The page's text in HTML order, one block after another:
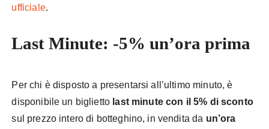
ufficiale.
Last Minute: -5% un’ora prima
Per chi è disposto a presentarsi all’ultimo minuto, è
disponibile un biglietto last minute con il 5% di sconto
sul prezzo intero di botteghino, in vendita da un’ora